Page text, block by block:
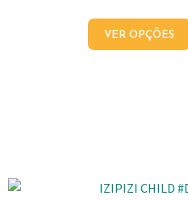
VER OPÇÕES